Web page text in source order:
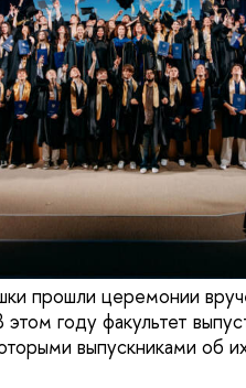
прошли церемонии
году факультет
выпускниками об